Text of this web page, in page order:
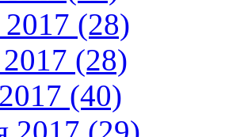
2017 (28)
(28)
(40)